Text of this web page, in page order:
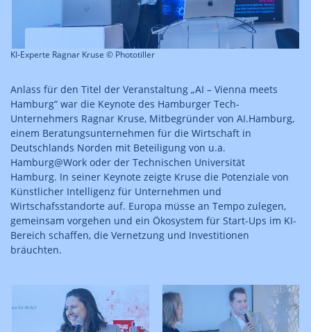
KI-Experte Ragnar Kruse © Phototiller
Anlass für den Titel der Veranstaltung „AI – Vienna meets
Hamburg“ war die Keynote des Hamburger Tech-
Unternehmers Ragnar Kruse, Mitbegründer von AI.Hamburg,
einem Beratungsunternehmen für die Wirtschaft in
Deutschlands Norden mit Beteiligung von u.a.
Hamburg@Work oder der Technischen Universität
Hamburg. In seiner Keynote zeigte Kruse die Potenziale von
Künstlicher Intelligenz für Unternehmen und
Wirtschafsstandorte auf. Europa müsse an Tempo zulegen,
gemeinsam vorgehen und ein Ökosystem für Start-Ups im KI-
Bereich schaffen, die Vernetzung und Investitionen
bräuchten.